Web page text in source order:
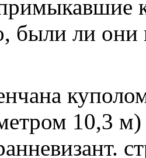
были ли
10,3